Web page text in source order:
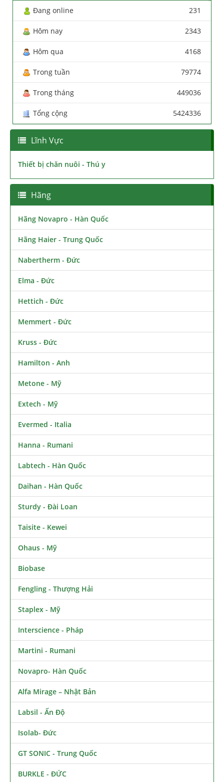
Đang online 231
Hôm nay 2343
Hôm qua 4168
Trong tuần 79774
Trong tháng 449036
Tổng cộng 5424336
Lĩnh Vực
Thiết bị chăn nuôi - Thú y
Hãng
Hãng Novapro - Hàn Quốc
Hãng Haier - Trung Quốc
Nabertherm - Đức
Elma - Đức
Hettich - Đức
Memmert - Đức
Kruss - Đức
Hamilton - Anh
Metone - Mỹ
Extech - Mỹ
Evermed - Italia
Hanna - Rumani
Labtech - Hàn Quốc
Daihan - Hàn Quốc
Sturdy - Đài Loan
Taisite - Kewei
Ohaus - Mỹ
Biobase
Fengling - Thượng Hải
Staplex - Mỹ
Interscience - Pháp
Martini - Rumani
Novapro- Hàn Quốc
Alfa Mirage – Nhật Bản
Labsil - Ấn Độ
Isolab- Đức
GT SONIC - Trung Quốc
BURKLE - ĐỨC